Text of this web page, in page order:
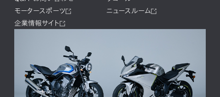
モータースポーツ
ニュースルーム
企業情報サイト